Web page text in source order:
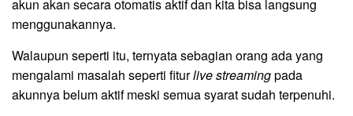
akun akan secara otomatis aktif dan kita bisa langsung
menggunakannya.
Walaupun seperti itu, ternyata sebagian orang ada yang
mengalami masalah seperti fiturlivestreamingpada
akunnya belum aktif meski semua syarat sudah terpenuhi.